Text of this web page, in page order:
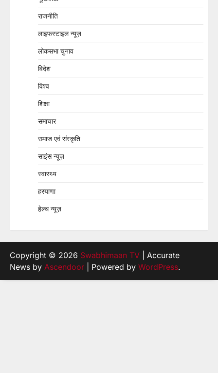
राजनीति
लाइफस्टाइल न्यूज़
लोकसभा चुनाव
विदेश
विश्व
शिक्षा
समाचार
समाज एवं संस्कृति
साइंस न्यूज़
स्वास्थ्य
हरयाणा
हेल्थ न्यूज़
Copyright © 2026 Swabhimaan TV | Accurate
News by Ascendoor | Powered by WordPress.